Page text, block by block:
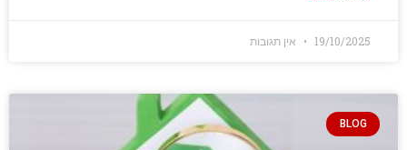
19/10/2025 אין תגובות
BLOG